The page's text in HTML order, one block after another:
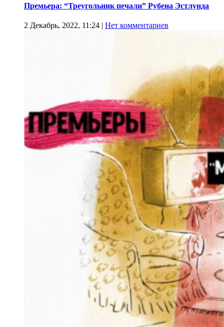
Премьера: “Треугольник печали” Рубена Эстлунда
2 Декабрь, 2022, 11:24 | Нет комментариев